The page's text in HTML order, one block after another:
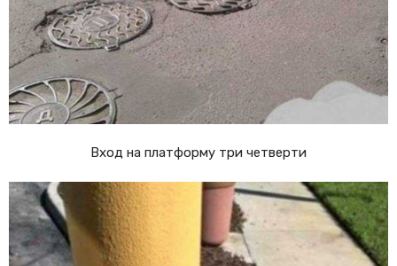
Вход на платформу три четверти